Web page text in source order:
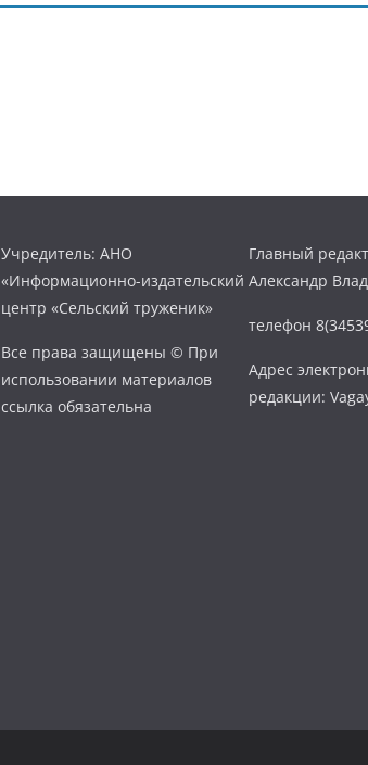
Учредитель: АНО
«Информационно-издательский
центр «Сельский труженик»
Все права защищены © При
использовании материалов
ссылка обязательна
Главный
Александр
телефон
Адрес
редакции: